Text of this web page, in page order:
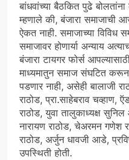
बांधवांच्या बैठकित पुढे बोलतांना
म्हणाले की, बंजारा समाजाची
ऐकत नाही. समाजाच्या विविध
समाजावर होणार्या अन्याय
बंजारा टायगर फोर्स
माध्यमातुन समाज संघटित करून
पडणार नाही, असेही बालाजी
राठोड, प्रा.साहेबराव चव्हाण,
राठोड, युवा तालुकाध्यक्ष
नारायण राठोड, चेअरमन गणेश
राठोड, अर्जुन धावजी आडे,
उपस्थिती होती.